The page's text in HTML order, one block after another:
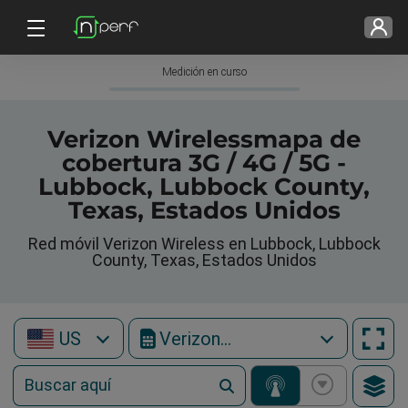
Medición en curso
Verizon Wirelessmapa de
cobertura 3G / 4G / 5G -
Lubbock, Lubbock County,
Texas, Estados Unidos
Red móvil Verizon Wireless en Lubbock, Lubbock
County, Texas, Estados Unidos
US Verizon Wireless